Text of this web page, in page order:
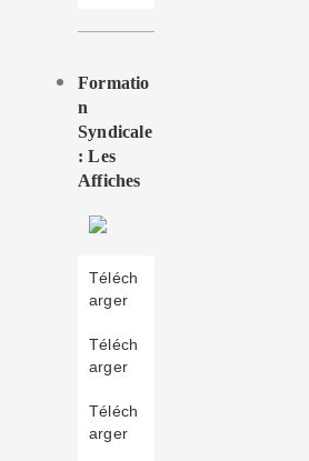
Formatio
N
Syndicale
: Les
Affiches
Téléch
arger
Téléch
arger
Téléch
arger